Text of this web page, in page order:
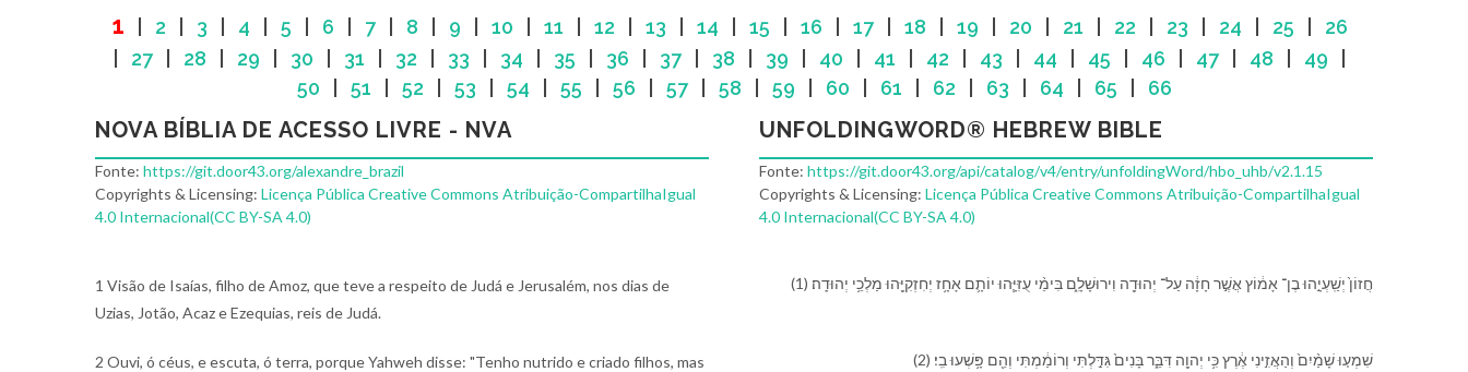
1 2 3 4 5 6 7| 8 9 10 11 12 13 14 15 16 17| 18 19 20 21 22 23 24 25
26
27| 28 29 30 31 32 33 34 35 36 37| 38 39 40 41 42 43 44 45 46 47| 48 49
50
51 52 53 54 55 56 57| 58 59 60 61 62 63 64 65 66
NOVA BÍBLIA DE ACESSO LIVRE - NVA
Fonte: https://git.door43.org/alexandre_brazil
Copyrights & Licensing: Licença Pública Creative Commons Atribuição-CompartilhaIgual
4.0 Internacional(CC BY-SA 4.0)
UNFOLDINGWORD® HEBREW BIBLE
Fonte:https://git.door43.org/api/catalog/v4/entry/unfoldingWord/hbo_uhb/v2.1.15
Copyrights & Licensing:Licença Pública Creative Commons Atribuição-CompartilhaIgual
4.0 Internacional(CC BY-SA 4.0)
1 Visão de Isaías, filho de Amoz, que teve a respeito de Judá e Jerusalém, nos dias de
Uzias, Jotão, Acaz e Ezequias, reis de Judá.
(1) חֲזוֹן֙ יְשַֽׁעְיָ֣הוּ בֶן־ אָמ֔וֹץ אֲשֶׁ֣ר חָזָ֔ה עַל־ יְהוּדָ֖ה וִ⁠ירוּשָׁלִָ֑ם בִּ⁠ימֵ֨י עֻזִּיָּ֧הוּ יוֹתָ֛ם אָחָ֥ז יְחִזְקִיָּ֖הוּ מַלְכֵ֥י יְהוּדָֽה׃
2 Ouvi, ó céus, e escuta, ó terra, porque Yahweh disse: "Tenho nutrido e criado filhos, mas
(2) שִׁמְע֤וּ שָׁמַ֨יִם֙ וְ⁠הַאֲזִ֣ינִי אֶ֔רֶץ כִּ֥י יְהוָ֖ה דִּבֵּ֑ר בָּנִים֙ גִּדַּ֣לְתִּי וְ⁠רוֹמַ֔מְתִּי וְ⁠הֵ֖ם פָּ֥שְׁעוּ בִֽ⁠י׃